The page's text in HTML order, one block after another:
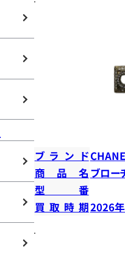
ブランド
商品名 ブロー
型番
買取時期2026